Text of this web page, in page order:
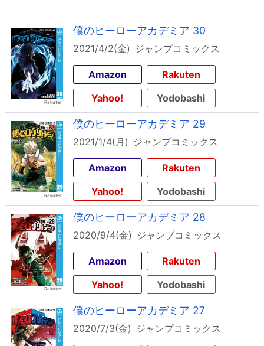
僕のヒーローアカデミア 30
2021/4/2(金) ジャンプコミックス
Amazon
Rakuten
Yahoo!
Yodobashi
僕のヒーローアカデミア 29
2021/1/4(月) ジャンプコミックス
Amazon
Rakuten
Yahoo!
Yodobashi
僕のヒーローアカデミア 28
2020/9/4(金) ジャンプコミックス
Amazon
Rakuten
Yahoo!
Yodobashi
僕のヒーローアカデミア 27
2020/7/3(金) ジャンプコミックス